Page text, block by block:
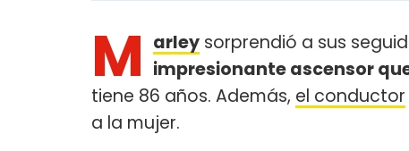
M arley sorprendió a sus
impresionante ascensor
tiene 86 años. Además, el conductor
a la mujer.